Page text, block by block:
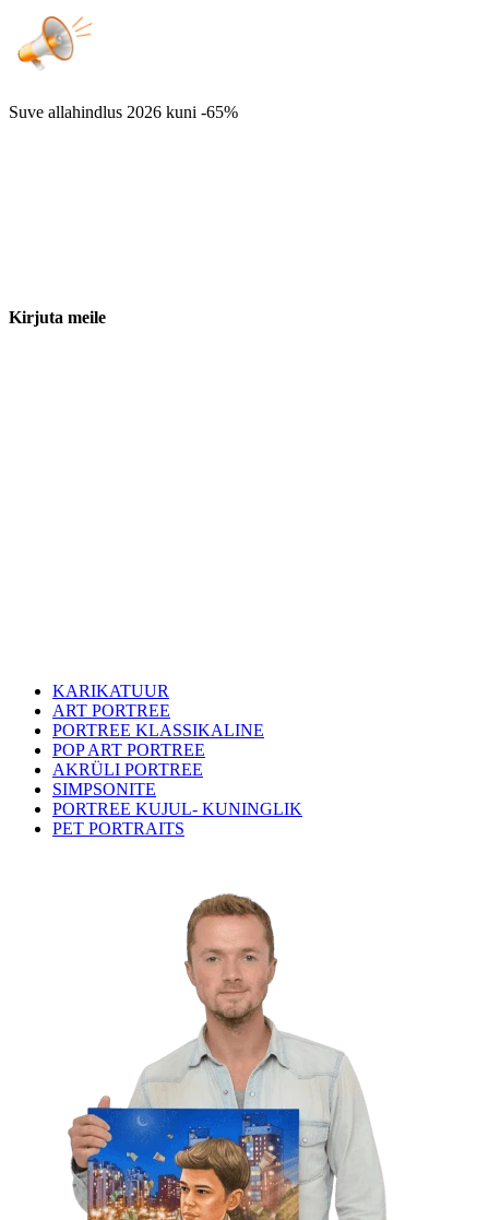
Suve allahindlus 2026 kuni -65%
Kirjuta meile
KARIKATUUR
ART PORTREE
PORTREE KLASSIKALINE
POP ART PORTREE
AKRÜLI PORTREE
SIMPSONITE
PORTREE KUJUL- KUNINGLIK
PET PORTRAITS